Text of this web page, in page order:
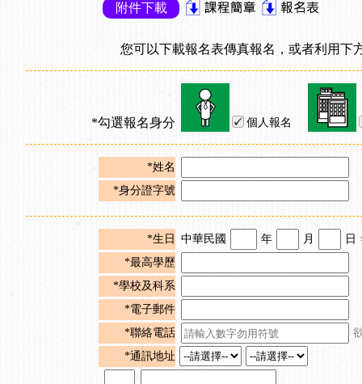
附件下載
您可以下載報名表傳真報名，或者利用下
*勾選報名身分 個人報名
*姓名
*身分證字號
*生日 中華民國 年 月 日
*最高學歷
*學校及科系
*電子郵件
*聯絡電話
*通訊地址